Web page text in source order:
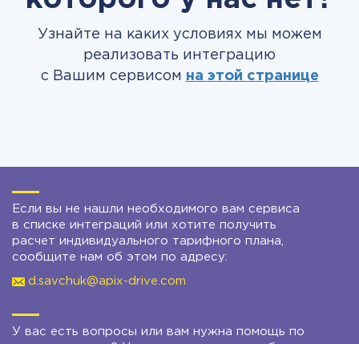
Узнайте на каких условиях мы можем
реализовать интеграцию
с Вашим сервисом на этой странице
Если вы не нашли необходимого вам сервиса
в списке интеграций или хотите получить
расчет индивидуального тарифного плана,
сообщите нам об этом по адресу:
d.savchuk@apix-drive.com
У вас есть вопросы или вам нужна помощь по